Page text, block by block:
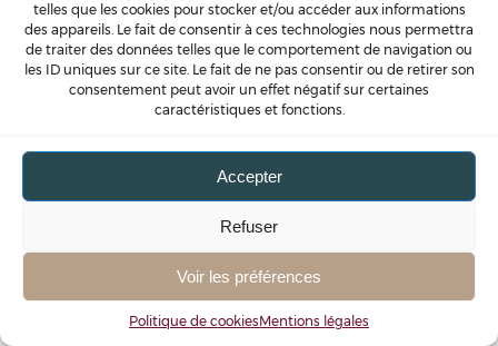
telles que les cookies pour stocker et/ou accéder aux informations
des appareils. Le fait de consentir à ces technologies nous permettra
de traiter des données telles que le comportement de navigation ou
les ID uniques sur ce site. Le fait de ne pas consentir ou de retirer son
consentement peut avoir un effet négatif sur certaines
caractéristiques et fonctions.
Accepter
Refuser
Voir les préférences
Politique de cookiesMentions légales